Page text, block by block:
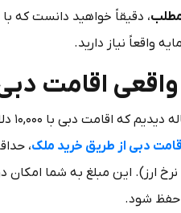
مطلب
واقعاً نیاز دارید.
اقامت
تا
دبی از طریق خرید ملک،
ارز). این مبلغ به شما امکان
حفظ شود.